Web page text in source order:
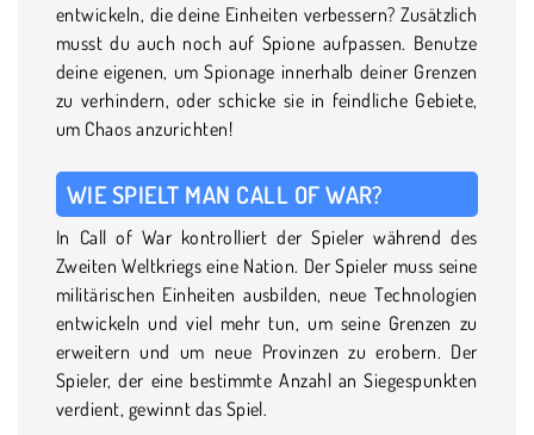
entwickeln, die deine Einheiten verbessern? Zusätzlich
musst du auch noch auf Spione aufpassen. Benutze
deine eigenen, um Spionage innerhalb deiner Grenzen
zu verhindern, oder schicke sie in feindliche Gebiete,
um Chaos anzurichten!
WIE SPIELT MAN CALL OF WAR?
In Call of War kontrolliert der Spieler während des
Zweiten Weltkriegs eine Nation. Der Spieler muss seine
militärischen Einheiten ausbilden, neue Technologien
entwickeln und viel mehr tun, um seine Grenzen zu
erweitern und um neue Provinzen zu erobern. Der
Spieler, der eine bestimmte Anzahl an Siegespunkten
verdient, gewinnt das Spiel.